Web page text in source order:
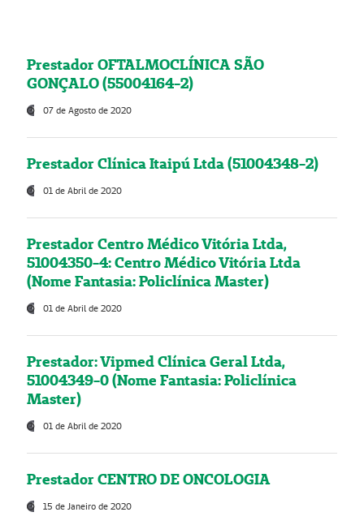
Prestador OFTALMOCLÍNICA SÃO
GONÇALO (55004164-2)
07 de Agosto de 2020
Prestador Clínica Itaipú Ltda (51004348-2)
01 de Abril de 2020
Prestador Centro Médico Vitória Ltda,
51004350-4: Centro Médico Vitória Ltda
(Nome Fantasia: Policlínica Master)
01 de Abril de 2020
Prestador: Vipmed Clínica Geral Ltda,
51004349-0 (Nome Fantasia: Policlínica
Master)
01 de Abril de 2020
Prestador CENTRO DE ONCOLOGIA
15 de Janeiro de 2020